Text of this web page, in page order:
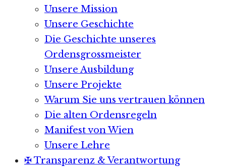
Unsere Mission
Unsere Geschichte
Die Geschichte unseres
Ordensgrossmeister
Unsere Ausbildung
Unsere Projekte
Warum Sie uns vertrauen können
Die alten Ordensregeln
Manifest von Wien
Unsere Lehre
✠ Transparenz & Verantwortung